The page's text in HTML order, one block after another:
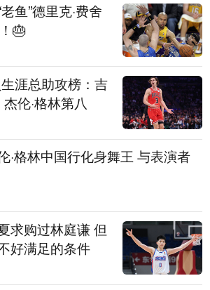
鱼”德里克·费舍
🎂
涯总助攻榜：吉
伦·格林第八
·格林中国行化身舞王 与表演者
求购过林庭谦 但
好满足的条件